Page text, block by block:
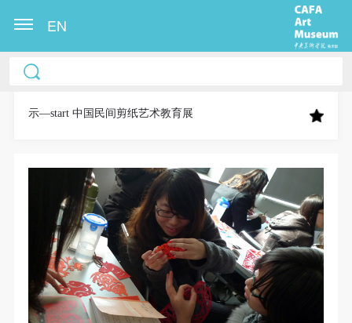
EN
示—start 中国民间剪纸艺术教育展
中央美术学院美术馆出版授权协议书
称“CAFAM”），愿意将本人参与中央美术学院美术馆
果（如参与工作坊创作的作品）提交中央美术学院用
作发表、出版。中央美术学院可以以电子、网络及其
它数字媒体形式公开出版，并同意编入《中国知识资
源总库》《中央美术学院资料库》《中央美术学院美
术馆资料库》等相关资料、文献、档案机构和平台，
在中央美术学院中使用和在互联网上传播，同意按相
关“章程”规定享受相关权益。
中央美术学院美术馆出版授权协议书
称“CAFAM”），愿意将本人参与中央美术学院美术馆
果（如参与工作坊创作的作品）提交中央美术学院用
作发表、出版。中央美术学院可以以电子、网络及其
它数字媒体形式公开出版，并同意编入《中国知识资
源总库》《中央美术学院资料库》《中央美术学院美
术馆资料库》等相关资料、文献、档案机构和平台，
在中央美术学院中使用和在互联网上传播，同意按相
关“章程”规定享受相关权益。
中央美术学院美术馆出版授权协议书
称“CAFAM”），愿意将本人参与中央美术学院美术馆
果（如参与工作坊创作的作品）提交中央美术学院用
作发表、出版。中央美术学院可以以电子、网络及其
它数字媒体形式公开出版，并同意编入《中国知识资
源总库》《中央美术学院资料库》《中央美术学院美
术馆资料库》等相关资料、文献、档案机构和平台，
在中央美术学院中使用和在互联网上传播，同意按相
关“章程”规定享受相关权益。